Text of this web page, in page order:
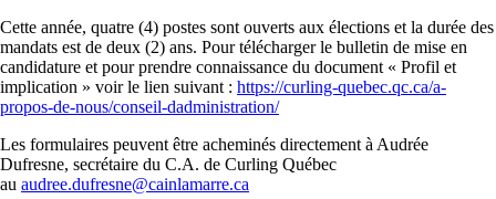
Cette année, quatre (4) postes sont ouverts aux élections et la durée des
mandats est de deux (2) ans. Pour télécharger le bulletin de mise en
candidature et pour prendre connaissance du document « Profil et
implication » voir le lien suivant : https://curling-quebec.qc.ca/a-
propos-de-nous/conseil-dadministration/
Les formulaires peuvent être acheminés directement à Audrée
Dufresne, secrétaire du C.A. de Curling Québec
au audree.dufresne@cainlamarre.ca